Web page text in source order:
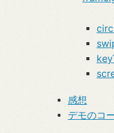
感想
デモのコ